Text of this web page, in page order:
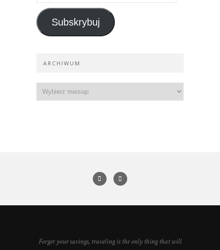
Subskrybuj
ARCHIWUM
Forget your savings, traveling is the only thing that will